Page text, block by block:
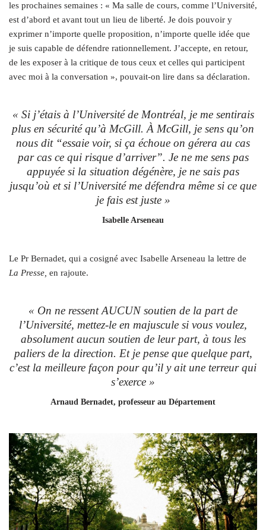
les prochaines semaines : « Ma salle de cours, comme l’Université,
est d’abord et avant tout un lieu de liberté. Je dois pouvoir y
exprimer n’importe quelle proposition, n’importe quelle idée que
je suis capable de défendre rationnellement. J’accepte, en retour,
de les exposer à la critique de tous ceux et celles qui participent
avec moi à la conversation », pouvait-on lire dans sa déclaration.
« Si j’étais à l’Université de Montréal, je me sentirais
plus en sécurité qu’à McGill. À McGill, je sens qu’on
nous dit “essaie voir, si ça échoue on gérera au cas
par cas ce qui risque d’arriver”. Je ne me sens pas
appuyée si la situation dégénère, je ne sais pas
jusqu’où et si l’Université me défendra même si ce que
je fais est juste »
Isabelle Arseneau
Le Pr Bernadet, qui a cosigné avec Isabelle Arseneau la lettre de
La Presse, en rajoute.
« On ne ressent AUCUN soutien de la part de
l’Université, mettez-le en majuscule si vous voulez,
absolument aucun soutien de leur part, à tous les
paliers de la direction. Et je pense que quelque part,
c’est la meilleure façon pour qu’il y ait une terreur qui
s’exerce »
Arnaud Bernadet, professeur au Département